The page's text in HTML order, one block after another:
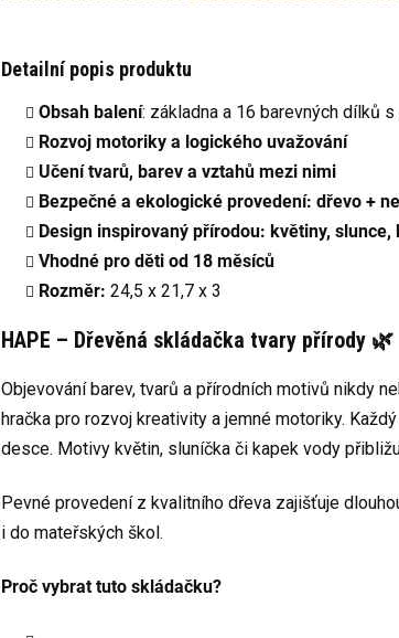
Detailní popis produktu
Obsah balení: základna a 16 barevných dílků
Rozvoj motoriky a logického uvažování
Učení tvarů, barev a vztahů mezi nimi
Bezpečné a ekologické provedení: dřevo +
Design inspirovaný přírodou: květiny, slunce,
Vhodné pro děti od 18 měsíců
Rozměr: 24,5 x 21,7 x 3
HAPE – Dřevěná skládačka tvary přírody 🌿
Objevování barev, tvarů a přírodních motivů nikdy
hračka pro rozvoj kreativity a jemné motoriky.
desce. Motivy květin, sluníčka či kapek vody
Pevné provedení z kvalitního dřeva zajišťuje
i do mateřských škol.
Proč vybrat tuto skládačku?